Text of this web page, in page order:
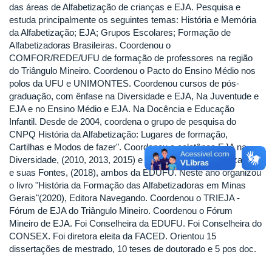
das áreas de Alfabetização de crianças e EJA. Pesquisa e
estuda principalmente os seguintes temas: História e Memória
da Alfabetização; EJA; Grupos Escolares; Formação de
Alfabetizadoras Brasileiras. Coordenou o
COMFOR/REDE/UFU de formação de professores na região
do Triângulo Mineiro. Coordenou o Pacto do Ensino Médio nos
polos da UFU e UNIMONTES. Coordenou cursos de pós-
graduação, com ênfase na Diversidade e EJA, Na Juventude e
EJA e no Ensino Médio e EJA. Na Docência e Educação
Infantil. Desde de 2004, coordena o grupo de pesquisa do
CNPQ História da Alfabetização: Lugares de formação,
Cartilhas e Modos de fazer". Coordenou a coletânea EJA na
Diversidade, (2010, 2013, 2015) e o livro História Alfabetização
e suas Fontes, (2018), ambos da EDUFU. Neste ano organizou
o livro "História da Formação das Alfabetizadoras em Minas
Gerais"(2020), Editora Navegando. Coordenou o TRIEJA -
Fórum de EJA do Triângulo Mineiro. Coordenou o Fórum
Mineiro de EJA. Foi Conselheira da EDUFU. Foi Conselheira do
CONSEX. Foi diretora eleita da FACED. Orientou 15
dissertações de mestrado, 10 teses de doutorado e 5 pos doc.